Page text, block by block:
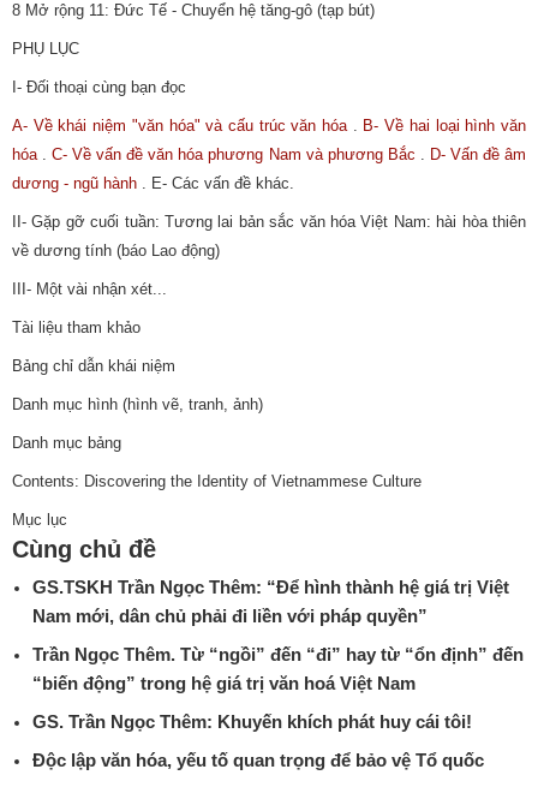
8 Mở rộng 11: Đức Tế - Chuyển hệ tăng-gô (tạp bút)
PHỤ LỤC
I- Đối thoại cùng bạn đọc
A- Về khái niệm "văn hóa" và cấu trúc văn hóa. B- Về hai loại hình văn
hóa.C- Về vấn đề văn hóa phương Nam và phương Bắc . D- Vấn đề âm
dương - ngũ hành . E- Các vấn đề khác.
II- Gặp gỡ cuối tuần: Tương lai bản sắc văn hóa Việt Nam: hài hòa thiên
về dương tính (báo Lao động)
III- Một vài nhận xét...
Tài liệu tham khảo
Bảng chỉ dẫn khái niệm
Danh mục hình (hình vẽ, tranh, ảnh)
Danh mục bảng
Contents: Discovering the Identity of Vietnammese Culture
Mục lục
Cùng chủ đề
GS.TSKH Trần Ngọc Thêm: “Để hình thành hệ giá trị Việt
Nam mới, dân chủ phải đi liền với pháp quyền”
Trần Ngọc Thêm. Từ “ngồi” đến “đi” hay từ “ổn định” đến
“biến động” trong hệ giá trị văn hoá Việt Nam
GS. Trần Ngọc Thêm: Khuyến khích phát huy cái tôi!
Độc lập văn hóa, yếu tố quan trọng để bảo vệ Tổ quốc